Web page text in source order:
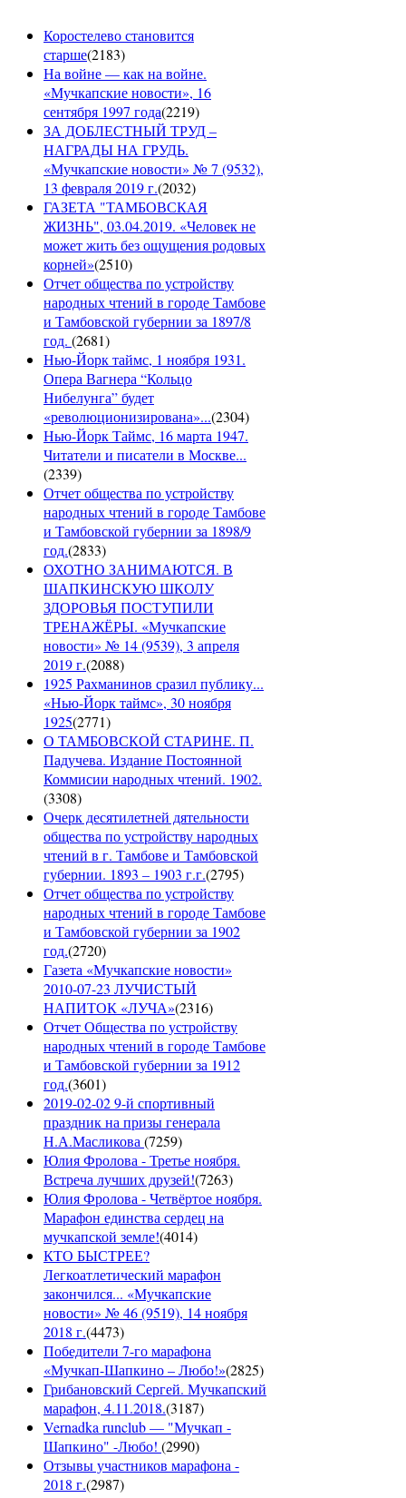
Коростелево становится
старше(2183)
На войне — как на войне.
«Мучкапские новости», 16
сентября 1997 года(2219)
ЗА ДОБЛЕСТНЫЙ ТРУД –
НАГРАДЫ НА ГРУДЬ.
«Мучкапские новости» № 7 (9532),
13 февраля 2019 г.(2032)
ГАЗЕТА "ТАМБОВСКАЯ
ЖИЗНЬ", 03.04.2019. «Человек не
может жить без ощущения родовых
корней»(2510)
Отчет общества по устройству
народных чтений в городе Тамбове
и Тамбовской губернии за 1897/8
год. (2681)
Нью-Йорк таймс, 1 ноября 1931.
Опера Вагнера “Кольцо
Нибелунга” будет
«революционизирована»...(2304)
Нью-Йорк Таймс, 16 марта 1947.
Читатели и писатели в Москве...
(2339)
Отчет общества по устройству
народных чтений в городе Тамбове
и Тамбовской губернии за 1898/9
год.(2833)
ОХОТНО ЗАНИМАЮТСЯ. В
ШАПКИНСКУЮ ШКОЛУ
ЗДОРОВЬЯ ПОСТУПИЛИ
ТРЕНАЖЁРЫ. «Мучкапские
новости» № 14 (9539), 3 апреля
2019 г.(2088)
1925 Рахманинов сразил публику...
«Нью-Йорк таймс», 30 ноября
1925(2771)
О ТАМБОВСКОЙ СТАРИНЕ. П.
Падучева. Издание Постоянной
Коммисии народных чтений. 1902.
(3308)
Очерк десятилетней дятельности
общества по устройству народных
чтений в г. Тамбове и Тамбовской
губернии. 1893 – 1903 г.г.(2795)
Отчет общества по устройству
народных чтений в городе Тамбове
и Тамбовской губернии за 1902
год.(2720)
Газета «Мучкапские новости»
2010-07-23 ЛУЧИСТЫЙ
НАПИТОК «ЛУЧА»(2316)
Отчет Общества по устройству
народных чтений в городе Тамбове
и Тамбовской губернии за 1912
год.(3601)
2019-02-02 9-й спортивный
праздник на призы генерала
Н.А.Масликова(7259)
Юлия Фролова - Третье ноября.
Встреча лучших друзей!(7263)
Юлия Фролова - Четвёртое ноября.
Марафон единства сердец на
мучкапской земле!(4014)
КТО БЫСТРЕЕ?
Легкоатлетический марафон
закончился... «Мучкапские
новости» № 46 (9519), 14 ноября
2018 г.(4473)
Победители 7-го марафона
«Мучкап-Шапкино – Любо!»(2825)
Грибановский Сергей. Мучкапский
марафон, 4.11.2018.(3187)
Vernadka runclub — "Мучкап -
Шапкино" -Любо! (2990)
Отзывы участников марафона -
2018 г.(2987)